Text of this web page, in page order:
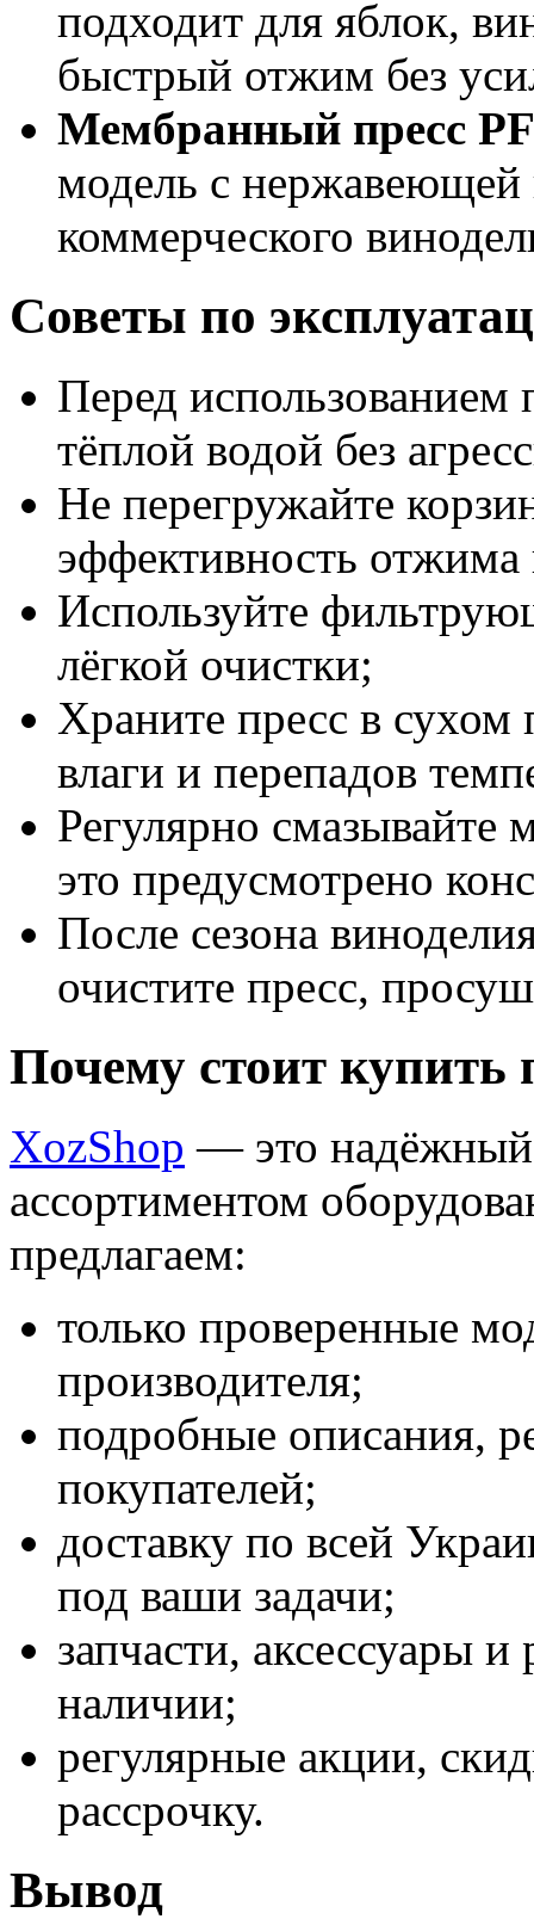
подходит для яблок,
быстрый отжим без
Мембранный пресс
модель с нержавеющей
коммерческого
Советы по
Перед использованием
тёплой водой без
Не перегружайте
эффективность
Используйте
лёгкой очистки;
Храните пресс в
влаги и перепадов
Регулярно смазывайте
это предусмотрено
После сезона
очистите пресс,
Почему стоит купить
XozShop — это надёжный
ассортиментом
предлагаем:
только проверенные
производителя;
подробные описания,
покупателей;
доставку по всей
под ваши задачи;
запчасти, аксессуары
наличии;
регулярные акции,
рассрочку.
Вывод